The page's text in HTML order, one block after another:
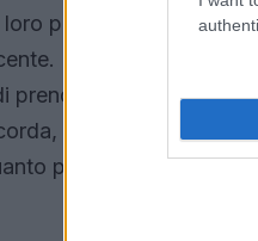
paure e
Invece, il 23 è un
prendere decisioni
la stagione invita a
possa essere